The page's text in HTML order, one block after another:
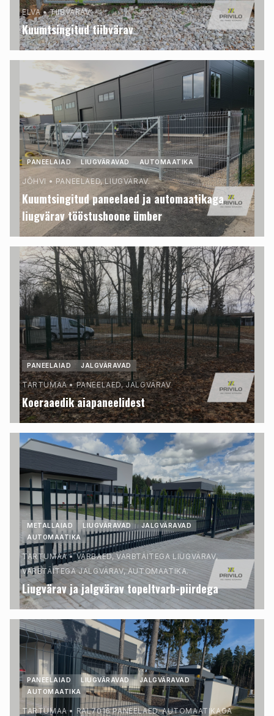
ELVA•TIIBVÄRAV
Kuumtsingitud tiibvärav
PANEELAIAD LIUGVÄRAVAD AUTOMAATIKA
JÕHVI • PANEELAED, LIUGVÄRAV.
Kuumtsingitud paneelaed ja automaatikaga
liugvärav tööstushoone ümber
PANEELAIAD JALGVÄRAVAD
TARTUMAA•PANEELAED, JALGVÄRAV
Koeraaedik aiapaneelidest
METALLAIAD LIUGVÄRAVAD
JALGVÄRAVAD
AUTOMAATIKA
TARTUMAA•VARBAED, VARBTÄITEGA LIUGVÄRAV,
VARBTÄITEGA JALGVÄRAV, AUTOMAATIKA.
Liugvärav ja jalgvärav topeltvarb-piirdega
PANEELAIAD LIUGVÄRAVAD
JALGVÄRAVAD
AUTOMAATIKA
TARTUMAA• RAL7016 PANEELAED. AUTOMAATIKAGA